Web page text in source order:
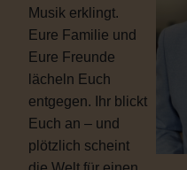
Musik erklingt.
Eure Familie und
Eure Freunde
lächeln Euch
entgegen. Ihr blickt
Euch an – und
plötzlich scheint